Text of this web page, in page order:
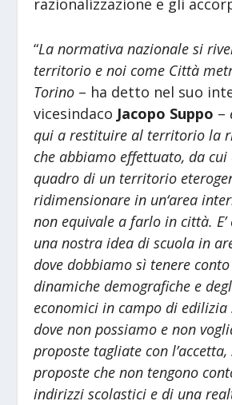
razionalizzazione e gli
“La normativa nazionale si
territorio e noi come Città
Torino – ha detto nel suo
vicesindaco Jacopo Suppo –
qui a restituire al territorio la
che abbiamo effettuato, da cui
quadro di un territorio
ridimensionare in un‘area
non equivale a farlo in città.
una nostra idea di scuola in
dove dobbiamo sì tenere
dinamiche demografiche e
economici in campo di edilizia
dove non possiamo e non
proposte tagliate con
proposte che non tengono
indirizzi scolastici e di una